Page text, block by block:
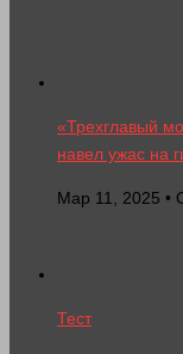
«Трехглавый
навел ужас на
Мар 11, 2025 •
Тест